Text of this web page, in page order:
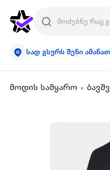
სად გსურს შენი
მოდის სამყარო